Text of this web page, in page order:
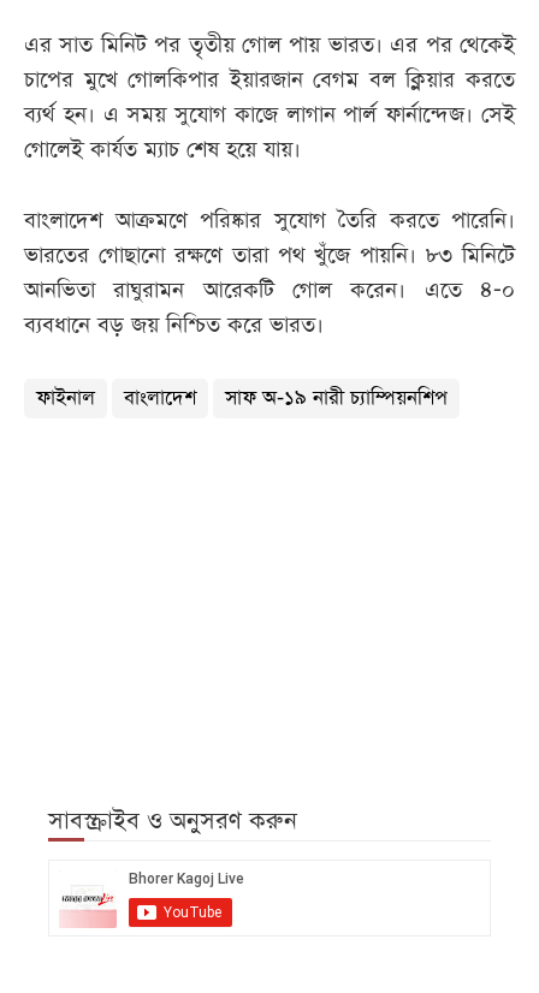
এর সাত মিনিট পর তৃতীয় গোল পায় ভারত। এর পর থেকেই
চাপের মুখে গোলকিপার ইয়ারজান বেগম বল ক্লিয়ার করতে
ব্যর্থ হন। এ সময় সুযোগ কাজে লাগান পার্ল ফার্নান্দেজ। সেই
গোলেই কার্যত ম্যাচ শেষ হয়ে যায়।
বাংলাদেশ আক্রমণে পরিষ্কার সুযোগ তৈরি করতে পারেনি।
ভারতের গোছানো রক্ষণে তারা পথ খুঁজে পায়নি। ৮৩ মিনিটে
আনভিতা রাঘুরামন আরেকটি গোল করেন। এতে ৪-০
ব্যবধানে বড় জয় নিশ্চিত করে ভারত।
ফাইনাল বাংলাদেশ সাফ অ-১৯ নারী চ্যাম্পিয়নশিপ
সাবস্ক্রাইব ও অনুসরণ করুন